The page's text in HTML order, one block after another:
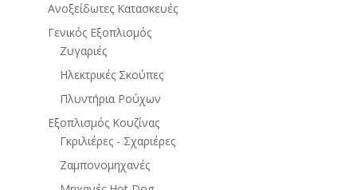
Ανοξείδωτες Κατασκευές
Γενικός Εξοπλισμός
Ζυγαριές
Ηλεκτρικές Σκούπες
Πλυντήρια Ρούχων
Εξοπλισμός Κουζίνας
Γκριλιέρες - Σχαριέρες
Ζαμπονομηχανές